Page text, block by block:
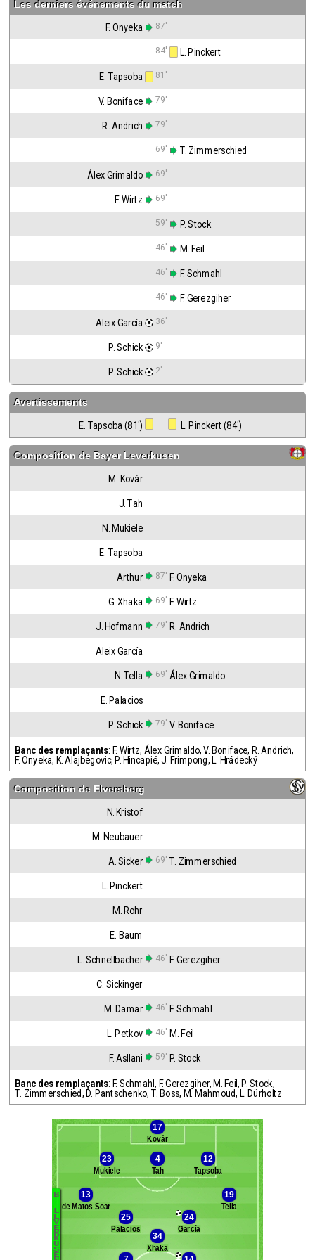
Les derniers événements du match
F. Onyeka 87'
84' L. Pinckert
E. Tapsoba 81'
V. Boniface 79'
R. Andrich 79'
69' T. Zimmerschied
Álex Grimaldo 69'
F. Wirtz 69'
59' P. Stock
46' M. Feil
46' F. Schmahl
46' F. Gerezgiher
Aleix García 36'
P. Schick 9'
P. Schick 2'
Avertissements
E. Tapsoba (81') L. Pinckert (84')
Composition de Bayer Leverkusen
M. Kovár
J. Tah
N. Mukiele
E. Tapsoba
Arthur 87' F. Onyeka
G. Xhaka 69' F. Wirtz
J. Hofmann 79' R. Andrich
Aleix García
N. Tella 69' Álex Grimaldo
E. Palacios
P. Schick 79' V. Boniface
Banc des remplaçants: F. Wirtz, Álex Grimaldo,V. Boniface, R. Andrich,
F. Onyeka, K. Alajbegovic, P. Hincapié,J. Frimpong, L. Hrádecký
Composition de Elversberg
N. Kristof
M. Neubauer
A. Sicker 69' T. Zimmerschied
L. Pinckert
M. Rohr
E. Baum
L. Schnellbacher 46' F. Gerezgiher
C. Sickinger
M. Damar 46' F. Schmahl
L. Petkov 46' M. Feil
F. Asllani 59' P. Stock
Banc des remplaçants: F. Schmahl, F. Gerezgiher, M. Feil, P. Stock,
T. Zimmerschied, D. Pantschenko, T. Boss, M. Mahmoud, L. Dürholtz